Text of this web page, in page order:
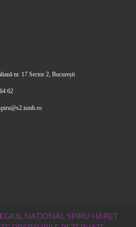
nr. 17 Sector 2, București
62
NATIONAL SPIRU HARET